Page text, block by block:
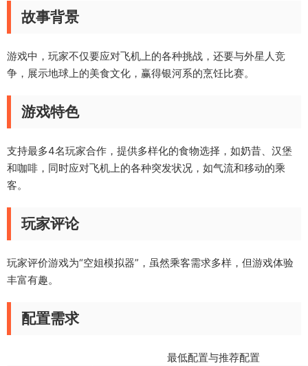
故事背景
游戏中，玩家不仅要应对飞机上的各种挑战，还要与外星人竞
争，展示地球上的美食文化，赢得银河系的烹饪比赛。
游戏特色
支持最多4名玩家合作，提供多样化的食物选择，如奶昔、汉堡
和咖啡，同时应对飞机上的各种突发状况，如气流和移动的乘
客。
玩家评论
玩家评价游戏为“空姐模拟器”，虽然乘客需求多样，但游戏体验
丰富有趣。
配置需求
最低配置与推荐配置